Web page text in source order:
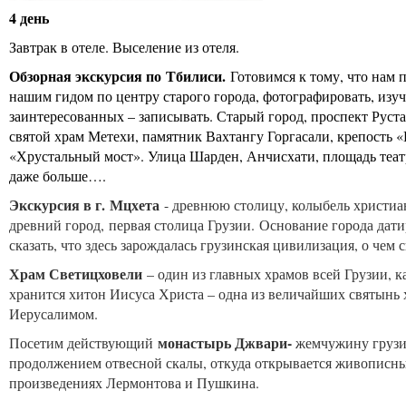
4 день
Завтрак в отеле. Выселение из отеля.
Обзорная экскурсия по Тбилиси. Готовимся к тому, что нам
нашим гидом по центру старого города, фотографировать,
заинтересованных – записывать. Старый город, проспект
святой храм Метехи, памятник Вахтангу Горгасали, крепость
«Хрустальный мост». Улица Шарден, Анчисхати, площадь
даже больше….
Экскурсия в г. Мцхета - древнюю столицу, колыбель
древний город, первая столица Грузии. Основание города
сказать, что здесь зарождалась грузинская цивилизация, о
Храм Светицховели – один из главных храмов всей Грузии,
хранится хитон Иисуса Христа – одна из величайших
Иерусалимом.
Посетим действующий монастырь Джвари-жемчужину
продолжением отвесной скалы, откуда открывается
произведениях Лермонтова и Пушкина.